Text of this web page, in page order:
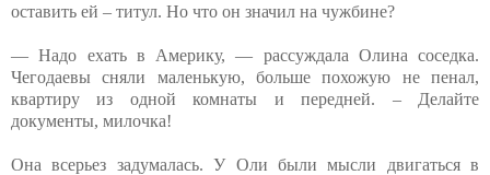
оставить ей – титул. Но что он значил на чужбине?
— Надо ехать в Америку, — рассуждала Олина соседка.
Чегодаевы сняли маленькую, больше похожую не пенал,
квартиру из одной комнаты и передней. – Делайте
документы, милочка!
Она всерьез задумалась. У Оли были мысли двигаться в